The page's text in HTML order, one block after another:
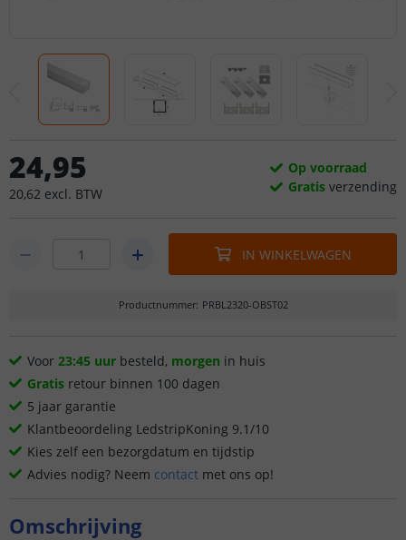
24,95
20,62 excl. BTW
Op voorraad
Gratis verzending
IN WINKELWAGEN
Productnummer: PRBL2320-OBST02
Voor 23:45 uur besteld, morgen in huis
Gratis retour binnen 100 dagen
5 jaar garantie
Klantbeoordeling LedstripKoning 9.1/10
Kies zelf een bezorgdatum en tijdstip
Advies nodig? Neem contact met ons op!
Omschrijving